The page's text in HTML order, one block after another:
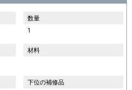
数量
1
材料
下位の補修品